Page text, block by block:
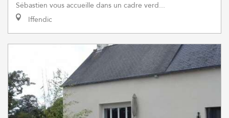
Sébastien vous accueille dans un cadre verd...
Iffendic